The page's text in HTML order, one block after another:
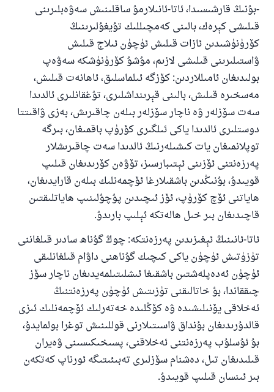
-بۇنىڭ قارشىسىدا، ئاتا-ئانىلارمۇ ساقلىنىش سەۋەبلىرىنى
قىلىشى كېرەك، بالىنى كەمچىللىك تۇيغۇلىرىنىڭ
كۆرۈنۈشىدىن ئازات قىلىش ئۈچۈن ئىلاج قىلىش
ۋاستىلىرىنى قىلىشى لازىم، مۇشۇ كۆرۈنۈشكە سەۋەپ
بولىدىغان ئامىللاردىن: كۆزگە ئىلماسلىق، ئاھانەت قىلىش،
مەسخىرە قىلىش، بالىنى قېرىنداشلىرى، تۇغقانلىرى ئالدىدا
سەت سۆزلەر ۋە ناچار سۆزلەر بىلەن چاقىرىش، بەزى ۋاقىتتا
دوستلىرى ئالدىدا ياكى ئىلگىرى كۆرۈپ باقمىغان، بىرگە
توپلانمىغان يات كىشىلەرنىڭ ئالدىدا سەت چاقىرىشلار
پەرزەنتنى ئۆزىنى ئېتىبارسىز، تۆۋەن كۆرىدىغان قىلىپ
قويىدۇ، بۇنىڭدىن باشقىلارغا ئۆچمەنلىك بىلەن قارايدىغان،
ھاياتنى ئۆچ كۆرۈپ، ئۆز ئىچىدىن پۇچۇلىنىپ ھاياتلىقتىن
قاچىدىغان بىر خىل ھالەتكە ئېلىپ بارىدۇ.
ئاتا-ئانىنىڭ ئېغىزىدىن پەرزەنتكە: چوڭ گۇناھ سادىر قىلغاننى
تۈزۈتىش ئۈچۈن ياكى كىچىك گۇناھنى داۋام قىلغانلىقى
ئۈچۈن ئەدەپلەشتىن باشقىغا ئىشلىتىلمەيدىغان ناچار سۆز
چىققاندا، بۇ خاتالىقنى تۈزىتىش ئۈچۈن پەرزەنتنىڭ
ئەخلاقى يۆنىلىشىدە ۋە كۆڭلىدە خەتەرلىك ئۆچمەنلىك ئىزى
قالدۇرىدىغان بۇنداق ۋاسىتىلارنى قوللىنىش توغرا بولمايدۇ،
بۇ ئۇسلۇب پەرزەنتنى ئەخلاقنى، پسىخىكىسىنى ۋەيران
قىلىدىغان تىل، دەشنام سۆزلىرى تەبىئىتىگە ئورناپ كەتكەن
بىر ئىنسان قىلىپ قويىدۇ.